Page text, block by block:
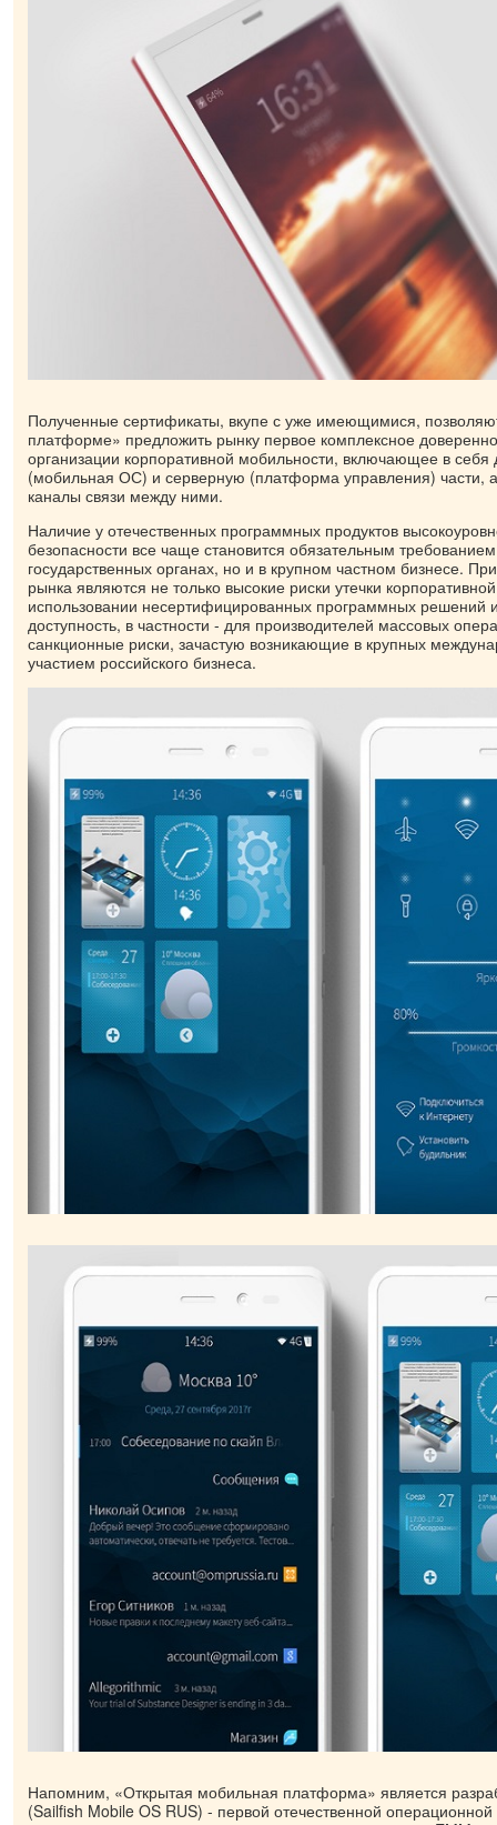
Полученные сертификаты, вкупе с уже имеющимися,
платформе» предложить рынку первое комплексное
организации корпоративной мобильности, включающее в себя
(мобильная ОС) и серверную (платформа управления) части,
каналы связи между ними.
Наличие у отечественных программных продуктов
безопасности все чаще становится обязательным
государственных органах, но и в крупном частном бизнесе.
рынка являются не только высокие риски утечки
использовании несертифицированных программных решений
доступность, в частности - для производителей массовых
санкционные риски, зачастую возникающие в крупных
участием российского бизнеса.
Напомним, «Открытая мобильная платформа» является
(Sailfish Mobile OS RUS) - первой отечественной